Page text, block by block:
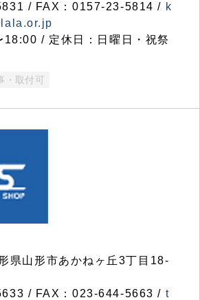
/ FAX：0157-23-5814 / k
/ 定休日：日曜日・祝祭
・取付可
山形市あかねヶ丘3丁目18-
/ FAX：023-644-5663 / t